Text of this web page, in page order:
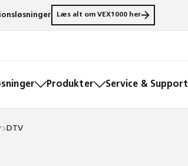
Læs alt om VEX1000 her
Produkter Service & Support
DTV